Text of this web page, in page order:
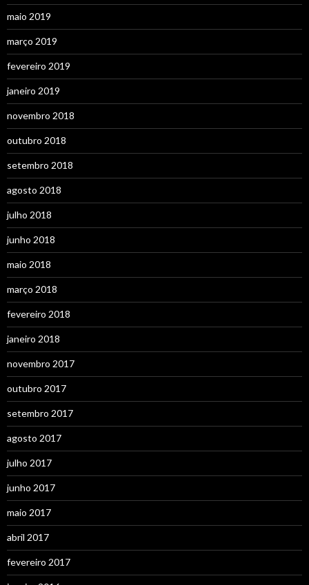
maio 2019
março 2019
fevereiro 2019
janeiro 2019
novembro 2018
outubro 2018
setembro 2018
agosto 2018
julho 2018
junho 2018
maio 2018
março 2018
fevereiro 2018
janeiro 2018
novembro 2017
outubro 2017
setembro 2017
agosto 2017
julho 2017
junho 2017
maio 2017
abril 2017
fevereiro 2017